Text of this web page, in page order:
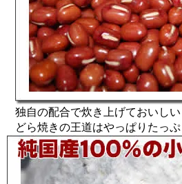
独自の配合で炊き上げておいしい
どら焼きの王道はやっぱりたっ